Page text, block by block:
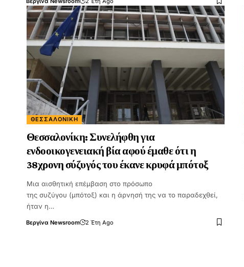
ΘΕΣΣΑΛΟΝΊΚΗ
Θεσσαλονίκη: Συνελήφθη για
ενδοοικογενειακή βία αφού έμαθε ότι η
38χρονη σύζυγός του έκανε κρυφά μπότοξ
Μια αισθητική επέμβαση στο πρόσωπο
της συζύγου (μπότοξ) και η άρνησή της να το παραδεχθεί,
ήταν η…
Βεργίνα Newsroom 2 Έτη Ago